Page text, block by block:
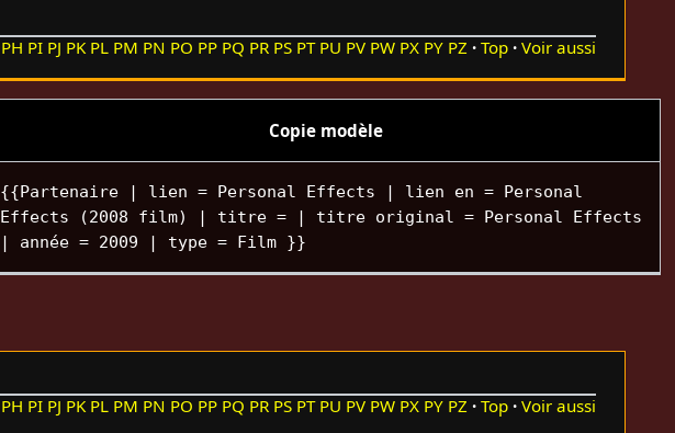
PH PI PJ PK PL PM PN PO PP PQ PR PS PT PU PV PW PX PY PZ Top Voir aussi
Copie modèle
{{Partenaire | lien = Personal Effects | lien en = Personal
Effects (2008 film) | titre = | titre original = Personal Effects
| année = 2009 | type = Film }}
PH PI PJ PK PL PM PN PO PP PQ PR PS PT PU PV PW PX PY PZ Top Voir aussi